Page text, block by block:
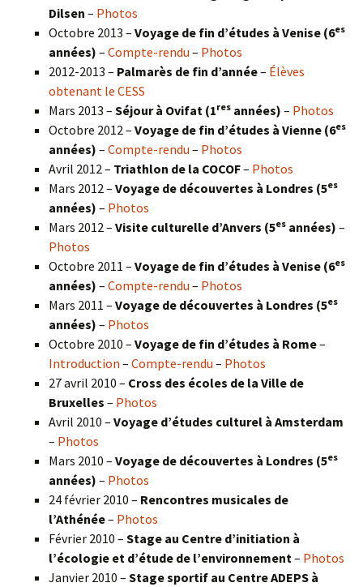
Dilsen – Photos
Octobre 2013 – Voyage de fin d’études à Venise (6es
années) – Compte-rendu – Photos
2012-2013 – Palmarès de fin d’année– Élèves
obtenant le CESS
Mars 2013 – Séjour à Ovifat (1res années) – Photos
Octobre 2012 – Voyage de fin d’études à Vienne (6es
années) – Compte-rendu – Photos
Avril 2012 – Triathlon de la COCOF– Photos
Mars 2012 – Voyage de découvertes à Londres (5es
années) – Photos
Mars 2012 – Visite culturelle d’Anvers (5es années) –
Photos
Octobre 2011 – Voyage de fin d’études à Venise (6es
années) – Compte-rendu – Photos
Mars 2011 – Voyage de découvertes à Londres (5es
années) – Photos
Octobre 2010 – Voyage de fin d’études à Rome–
Introduction – Compte-rendu – Photos
27 avril 2010 – Cross des écoles de la Ville de
Bruxelles – Photos
Avril 2010 – Voyage d’études culturel à Amsterdam
– Photos
Mars 2010 – Voyage de découvertes à Londres (5es
années) – Photos
24 février 2010 – Rencontres musicales de
l’Athénée– Photos
Février 2010 – Stage au Centre d’initiation à
l’écologie et d’étude de l’environnement – Photos
Janvier 2010 – Stage sportif au Centre ADEPS à